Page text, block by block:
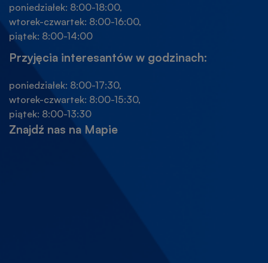
poniedziałek: 8:00-18:00,
wtorek-czwartek: 8:00-16:00,
piątek: 8:00-14:00
Przyjęcia interesantów w godzinach:
poniedziałek: 8:00-17:30,
wtorek-czwartek: 8:00-15:30,
piątek: 8:00-13:30
Znajdź nas na Mapie